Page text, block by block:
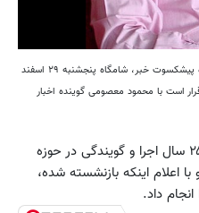
به گزارش خبرنگار مهر، محمدرضا حیاتی گوینده پیشکسوت خبر، شامگاه پنجشنبه ۲۹ اسفند
ساعت ۲۱، اعلام کرد قرار است با محمود معصومی گوینده اخبار
در ادامه، محمود معصومی پس از ۲۵ سال اجرا و گویندگی در حوزه
اعلام اینکه بازنشسته شده،
داد.